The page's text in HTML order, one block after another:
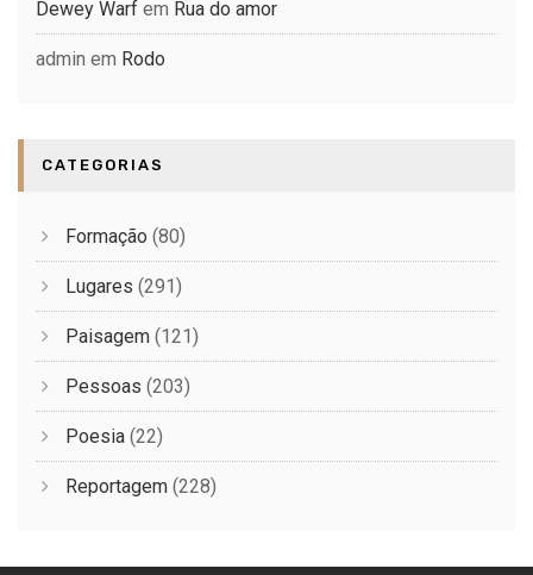
Dewey Warf em Rua do amor
admin em Rodo
CATEGORIAS
Formação (80)
Lugares (291)
Paisagem (121)
Pessoas (203)
Poesia (22)
Reportagem (228)